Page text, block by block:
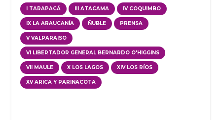
I TARAPACÁ III ATACAMA IV COQUIMBO
IX LA ARAUCANÍA ÑUBLE PRENSA
V VALPARAISO
VI LIBERTADOR GENERAL BERNARDO O'HIGGINS
VII MAULE X LOS LAGOS XIV LOS RÍOS
XV ARICA Y PARINACOTA